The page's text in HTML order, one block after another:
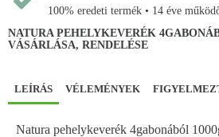
100% eredeti termék • 14 éve
NATURA PEHELYKEVERÉK
VÁSÁRLÁSA, RENDELÉSE
LEÍRÁS VÉLEMÉNYEK
Natura pehelykeverék 4gabonából